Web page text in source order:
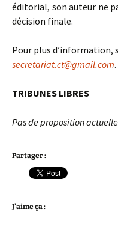
éditorial, son auteur ne
décision finale.
Pour plus d’information,
secretariat.ct@gmail.com.
TRIBUNES LIBRES
Pas de proposition
Partager :
J’aime ça :